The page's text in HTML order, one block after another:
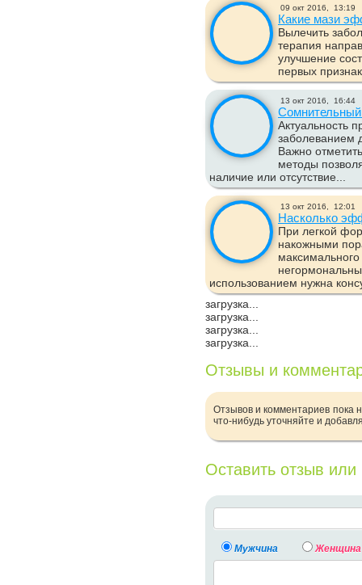
09 окт 2016, 13:19
Какие мази
Вылечить
терапия
улучшение
первых
13 окт 2016, 16:44
Актуальность
заболеванием
Важно
методы
наличие или отсутствие...
13 окт 2016, 12:01
Насколько
При легкой
накожными
использованием нужна
загрузка...
загрузка...
загрузка...
загрузка...
Отзывы и
Отзывов и комментариев пока
что-нибудь уточняйте и
Оставить отзыв
Мужчина Женщина